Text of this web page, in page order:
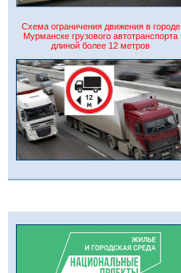
Схема ограничения движения в городе
Мурманске грузового автотранспорта
длиной более 12 метров